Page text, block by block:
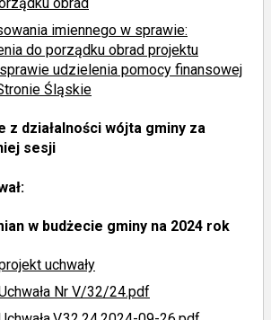
imiennego w sprawie:
do porządku obrad projektu
udzielenia pomocy finansowej
Śląskie
z działalności wójta gminy za
sesji
w budżecie gminy na 2024 rok
uchwały
Nr V/32/24.pdf